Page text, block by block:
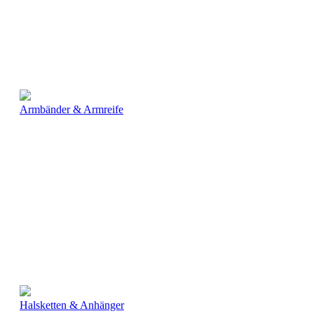
Armbänder & Armreife
Halsketten & Anhänger